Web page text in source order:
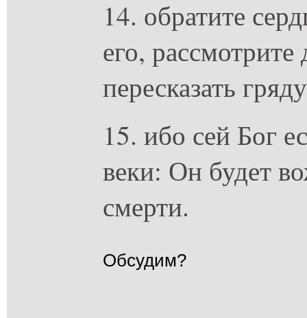
14. обратите
его,
пересказать
15. ибо сей Бог
веки: Он будет
смерти.
Обсудим?